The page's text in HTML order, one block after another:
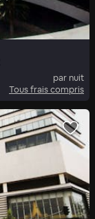
par nuit
Tous frais compris